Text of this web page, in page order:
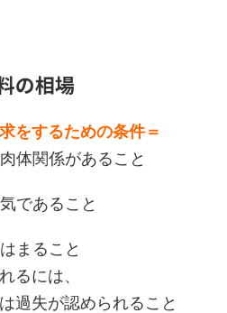
の相場
をするための条件＝
体関係があること
であること
まること
るには、
過失が認められること